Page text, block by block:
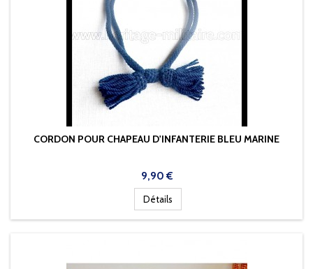
CORDON POUR CHAPEAU D'INFANTERIE BLEU MARINE
Prix
9,90 €
Détails